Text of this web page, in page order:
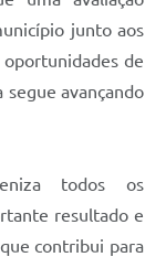
junto aos
de
avançando
todos os
resultado e
contribui para